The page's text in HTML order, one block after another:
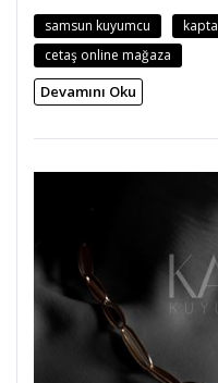
samsun kuyumcu
cetaş online mağaza
Devamını Oku